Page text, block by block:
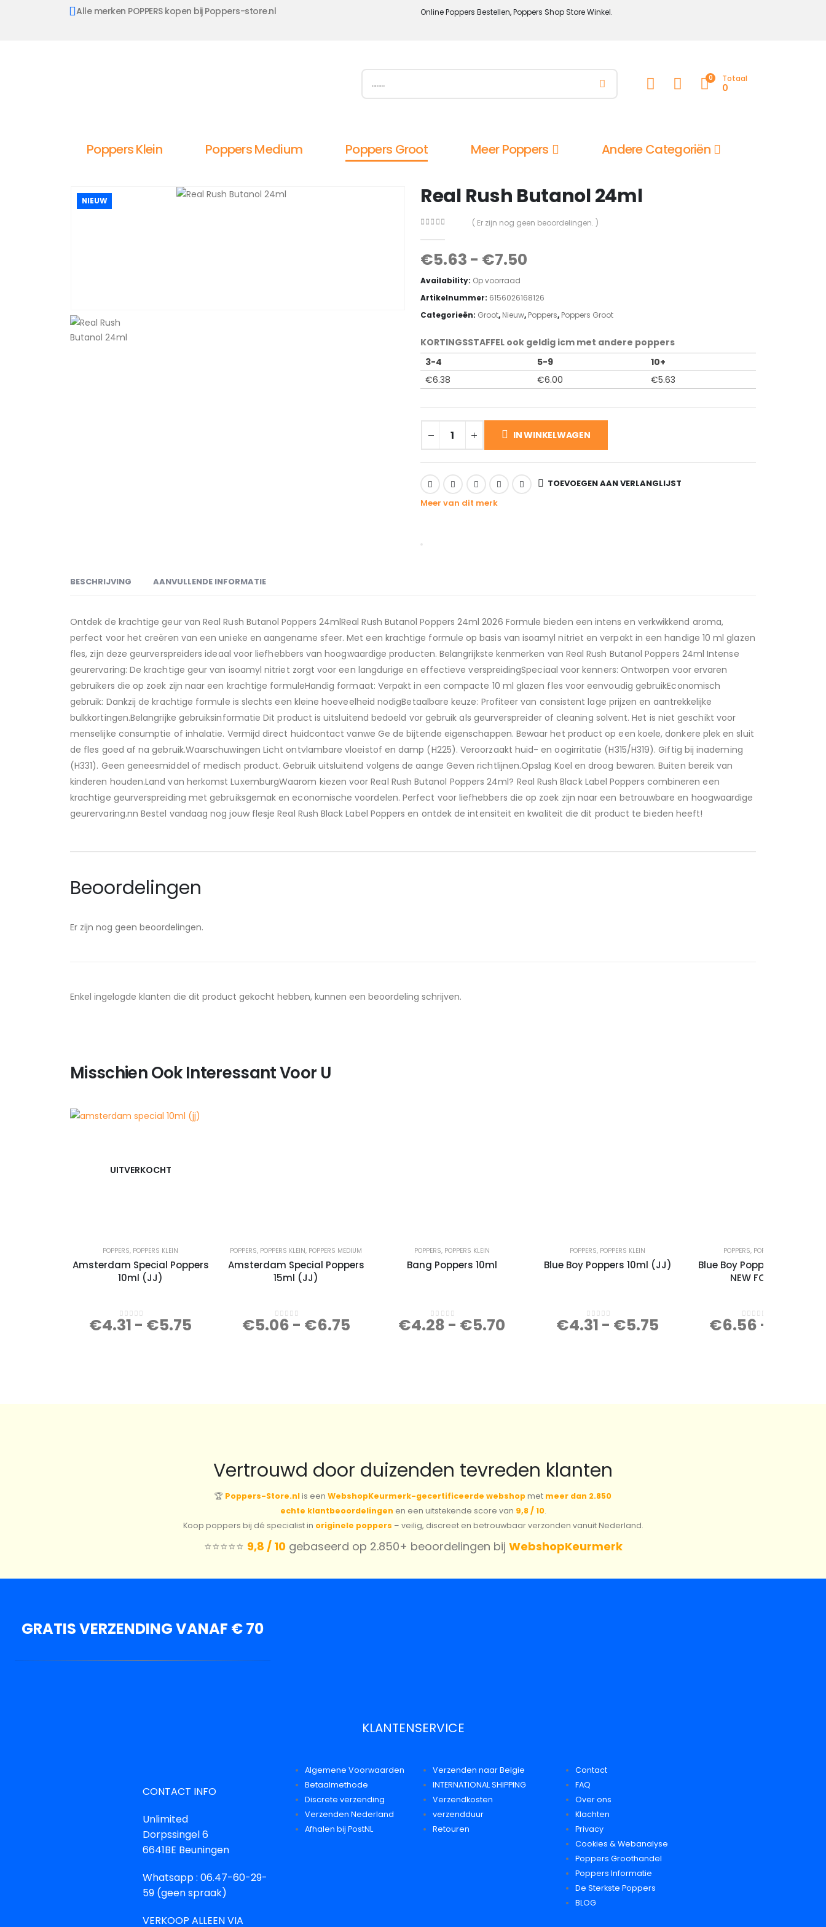
Alle merken POPPERS kopen bij Poppers-store.nl Online Poppers Bestellen, Poppers Shop Store Winkel.
0 Totaal
0
Poppers Klein Poppers Medium Poppers Groot Meer Poppers Andere Categoriën
NIEUW Real Rush Butanol 24ml
( Er zijn nog geen beoordelingen. )
€5.63 - €7.50
Availability: Op voorraad
Artikelnummer: 6156026168126
Categorieën: Groot, Nieuw, Poppers, Poppers Groot
KORTINGSSTAFFEL ook geldig icm met andere poppers
3-4
5-9
10+
€6.38 €6.00 €5.63
IN WINKELWAGEN
TOEVOEGEN AAN VERLANGLIJST
Meer van dit merk
BESCHRIJVING AANVULLENDE INFORMATIE
Ontdek de krachtige geur van Real Rush Butanol Poppers 24mlReal Rush Butanol Poppers 24ml 2026 Formule bieden een intens en verkwikkend aroma,
perfect voor het creëren van een unieke en aangename sfeer. Met een krachtige formule op basis van isoamyl nitriet en verpakt in een handige 10 ml glazen
fles, zijn deze geurverspreiders ideaal voor liefhebbers van hoogwaardige producten. Belangrijkste kenmerken van Real Rush Butanol Poppers 24ml Intense
geurervaring: De krachtige geur van isoamyl nitriet zorgt voor een langdurige en effectieve verspreidingSpeciaal voor kenners: Ontworpen voor ervaren
gebruikers die op zoek zijn naar een krachtige formuleHandig formaat: Verpakt in een compacte 10 ml glazen fles voor eenvoudig gebruikEconomisch
gebruik: Dankzij de krachtige formule is slechts een kleine hoeveelheid nodigBetaalbare keuze: Profiteer van consistent lage prijzen en aantrekkelijke
bulkkortingen.Belangrijke gebruiksinformatie Dit product is uitsluitend bedoeld vor gebruik als geurverspreider of cleaning solvent. Het is niet geschikt voor
menselijke consumptie of inhalatie. Vermijd direct huidcontact vanwe Ge de bijtende eigenschappen. Bewaar het product op een koele, donkere plek en sluit
de fles goed af na gebruik.Waarschuwingen Licht ontvlambare vloeistof en damp (H225). Veroorzaakt huid- en oogirritatie (H315/H319). Giftig bij inademing
(H331). Geen geneesmiddel of medisch product. Gebruik uitsluitend volgens de aange Geven richtlijnen.Opslag Koel en droog bewaren. Buiten bereik van
kinderen houden.Land van herkomst LuxemburgWaarom kiezen voor Real Rush Butanol Poppers 24ml? Real Rush Black Label Poppers combineren een
krachtige geurverspreiding met gebruiksgemak en economische voordelen. Perfect voor liefhebbers die op zoek zijn naar een betrouwbare en hoogwaardige
geurervaring.nn Bestel vandaag nog jouw flesje Real Rush Black Label Poppers en ontdek de intensiteit en kwaliteit die dit product te bieden heeft!
Beoordelingen
Er zijn nog geen beoordelingen.
Enkel ingelogde klanten die dit product gekocht hebben, kunnen een beoordeling schrijven.
Misschien Ook Interessant Voor U
UITVERKOCHT
POPPERS, POPPERS KLEIN
Amsterdam Special Poppers
10ml (JJ)
0out of 5
€4.31 - €5.75
POPPERS, POPPERS KLEIN, POPPERS MEDIUM
Amsterdam Special Poppers
15ml (JJ)
0 out of 5
€5.06 - €6.75
POPPERS, POPPERS KLEIN
Bang Poppers 10ml
0out of 5
€4.28 - €5.70
POPPERS, POPPERS KLEIN
Blue Boy Poppers 10ml (JJ)
0out of 5
€4.31 - €5.75
POPPERS, POPPERS GROOT
Blue Boy Poppers 30ml
NEW FORMULA
0 out of 5
€6.56 -
Vertrouwd door duizenden tevreden klanten
🏆 Poppers-Store.nlis een WebshopKeurmerk-gecertificeerde webshopmet meer dan 2.850
echte klantbeoordelingen en een uitstekende score van 9,8 / 10.
Koop poppers bij dé specialist in originele poppers – veilig, discreet en betrouwbaar verzonden vanuit Nederland.
⭐️⭐️⭐️⭐️⭐️ 9,8 / 10gebaseerd op 2.850+ beoordelingen bij WebshopKeurmerk
GRATIS VERZENDING VANAF € 70
KLANTENSERVICE
CONTACT INFO
Unlimited
Dorpssingel 6
6641BE Beuningen
Whatsapp : 06.47-60-29-
59 (geen spraak)
VERKOOP ALLEEN VIA
Algemene Voorwaarden
Betaalmethode
Discrete verzending
Verzenden Nederland
Afhalen bij PostNL
Verzenden naar Belgie
INTERNATIONAL SHIPPING
Verzendkosten
verzendduur
Retouren
Contact
FAQ
Over ons
Klachten
Privacy
Cookies & Webanalyse
Poppers Groothandel
Poppers Informatie
De Sterkste Poppers
BLOG